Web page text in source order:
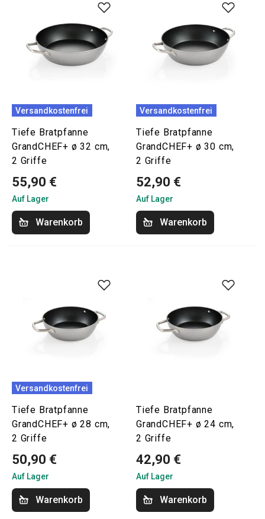
Versandkostenfrei
Tiefe Bratpfanne
GrandCHEF+ ø 32 cm,
2 Griffe
55,90 €
Auf Lager
Warenkorb
Versandkostenfrei
Tiefe Bratpfanne
GrandCHEF+ ø 30 cm,
2 Griffe
52,90 €
Auf Lager
Warenkorb
Versandkostenfrei
Tiefe Bratpfanne
GrandCHEF+ ø 28 cm,
2 Griffe
50,90 €
Auf Lager
Warenkorb
Tiefe Bratpfanne
GrandCHEF+ ø 24 cm,
2 Griffe
42,90 €
Auf Lager
Warenkorb